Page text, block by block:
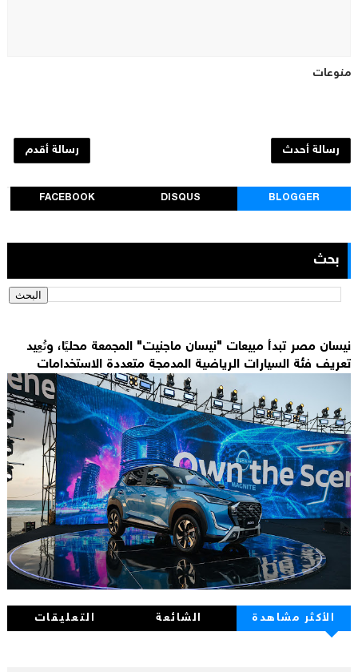
منوعات
رسالة أحدث رسالة أقدم
BLOGGER
DISQUS
FACEBOOK
بحث
نيسان مصر تبدأ مبيعات "نيسان ماجنيت" المجمعة محليًا، وتُعِيد
تعريف فئة السيارات الرياضية المدمجة متعددة الاستخدامات
الأكثر مشاهدة الشائعة التعليقات